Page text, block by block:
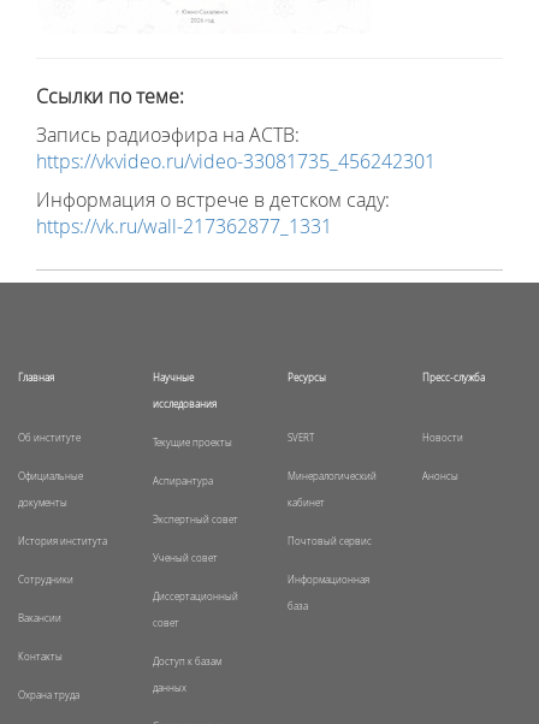
Ссылки по теме:
Запись радиоэфира на АСТВ:
https://vkvideo.ru/video-33081735_456242301
Информация о встрече в детском саду:
https://vk.ru/wall-217362877_1331
Главная
Об институте
Официальные
документы
История института
Сотрудники
Вакансии
Контакты
Охрана труда
Научные
исследования
Текущие проекты
Аспирантура
Экспертный совет
Ученый совет
Диссертационный
совет
Доступ к базам
данных
Ресурсы
SVERT
Минералогический
кабинет
Почтовый сервис
Информационная
база
Пресс-служба
Новости
Анонсы